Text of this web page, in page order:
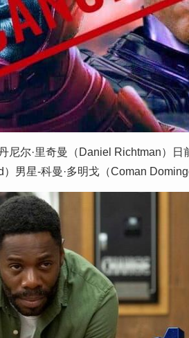
尼尔·里奇曼（Daniel Richtman）日
男星-科曼·多明戈（Coman